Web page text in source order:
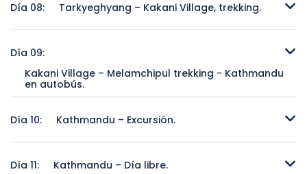
Día 08:
Tarkyeghyang – Kakani Village, trekking.
Día 09:
Kakani Village – Melamchipul trekking - Kathmandu
en autobús.
autobús.
Día 10: Kathmandu – Excursión.
Día 11:
Kathmandu – Día libre.